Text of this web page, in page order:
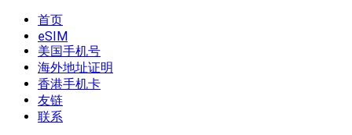
Skip
content
我是王掌柜
新闻酸菜馆|极客电台|自媒体联盟
首页
eSIM
美国手机号
海外地址证明
香港手机卡
友链
联系